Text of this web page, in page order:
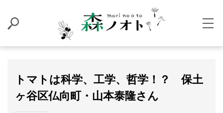
トマトは科学、工学、哲学！？ 保土
ヶ谷区仏向町・山本泰隆さん